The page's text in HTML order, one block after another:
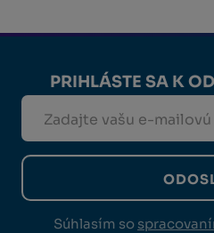
PRIHLÁSTE SA K
Súhlasím so